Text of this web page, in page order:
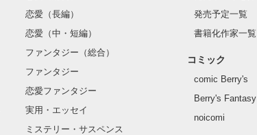
恋愛（長編）
恋愛（中・短編）
ファンタジー（総合）
ファンタジー
恋愛ファンタジー
実用・エッセイ
ミステリー・サスペンス
発売予定一覧
書籍化作家一覧
コミック
comic Berry's
Berry's Fantasy
noicomi